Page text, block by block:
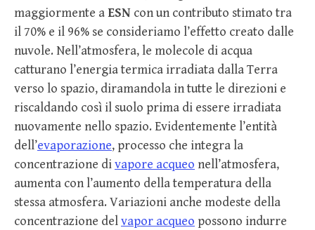
maggiormente aESN con un contributo stimato tra
il 70% e il 96% se consideriamo l’effetto creato dalle
nuvole. Nell’atmosfera, le molecole di acqua
catturano l’energia termica irradiata dalla Terra
verso lo spazio, diramandola in tutte le direzioni e
riscaldando così il suolo prima di essere irradiata
nuovamente nello spazio. Evidentemente l’entità
dell’evaporazione, processo che integra la
concentrazione divapore acqueo nell’atmosfera,
aumenta con l’aumento della temperatura della
stessa atmosfera. Variazioni anche modeste della
concentrazione delvapor acqueo possono indurre